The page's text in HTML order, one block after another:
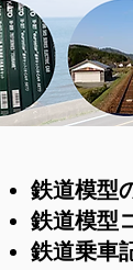
鉄道模型
鉄道模型
鉄道乗車